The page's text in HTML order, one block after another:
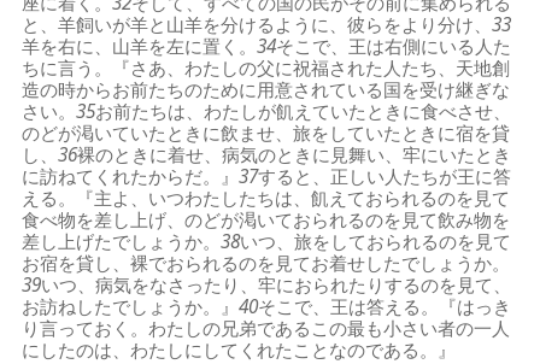
と、羊飼いが羊と山羊を分けるように、彼らをより分け、33
羊を右に、山羊を左に置く。34そこで、王は右側にいる人た
ちに言う。『さあ、わたしの父に祝福された人たち、天地創
造の時からお前たちのために用意されている国を受け継ぎな
さい。35お前たちは、わたしが飢えていたときに食べさせ、
のどが渇いていたときに飲ませ、旅をしていたときに宿を貸
し、36裸のときに着せ、病気のときに見舞い、牢にいたとき
に訪ねてくれたからだ。』37すると、正しい人たちが王に答
える。『主よ、いつわたしたちは、飢えておられるのを見て
食べ物を差し上げ、のどが渇いておられるのを見て飲み物を
差し上げたでしょうか。38いつ、旅をしておられるのを見て
お宿を貸し、裸でおられるのを見てお着せしたでしょうか。
39いつ、病気をなさったり、牢におられたりするのを見て、
お訪ねしたでしょうか。』40そこで、王は答える。『はっき
り言っておく。わたしの兄弟であるこの最も小さい者の一人
にしたのは、わたしにしてくれたことなのである。』